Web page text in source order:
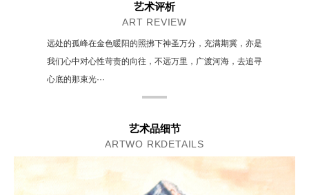
艺术评析
ART REVIEW
远处的孤峰在金色暖阳的照拂下神圣万分，充满期冀，亦是
我们心中对心性苛责的向往，不远万里，广渡河海，去追寻
心底的那束光···
艺术品细节
ARTWO RKDETAILS